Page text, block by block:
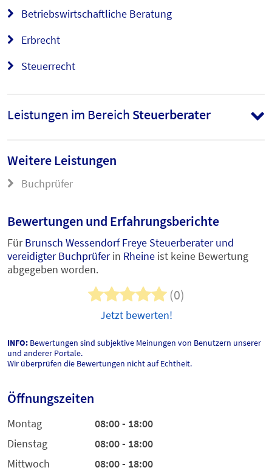
Betriebswirtschaftliche Beratung
Erbrecht
Steuerrecht
Leistungen im Bereich Steuerberater
Weitere Leistungen
Buchprüfer
Bewertungen und Erfahrungsberichte
FürBrunsch Wessendorf Freye Steuerberater und
vereidigter Buchprüferin Rheine ist keine Bewertung
abgegeben worden.
(0)
Jetzt bewerten!
INFO: Bewertungen sind subjektive Meinungen von Benutzern unserer
und anderer Portale.
Wir überprüfen die Bewertungen nicht auf Echtheit.
Öffnungszeiten
Montag
08:00 - 18:00
Dienstag
08:00 - 18:00
Mittwoch
08:00 - 18:00